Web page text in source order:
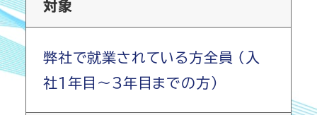
対象
弊社で就業されている方全員 (入
社1年目～3年目までの方)